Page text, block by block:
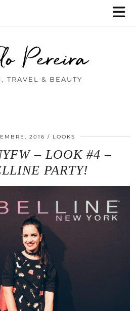
Pereira
TRAVEL & BEAUTY
2016 LOOKS
– LOOK #4 –
PARTY!